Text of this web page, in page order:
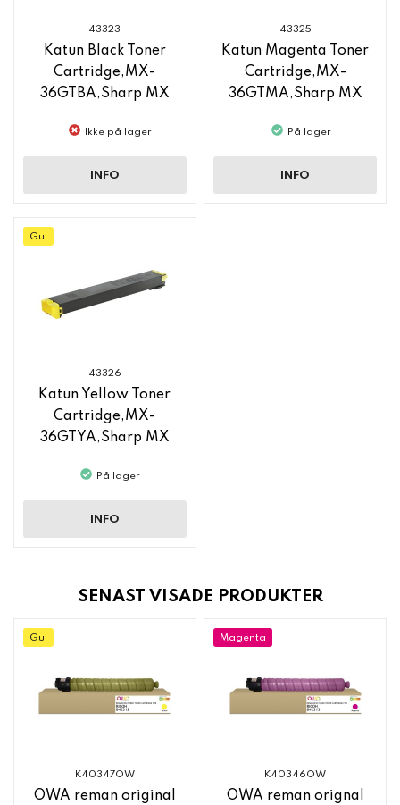
43323
Katun Black Toner
Cartridge,MX-
36GTBA,Sharp MX
Ikke på lager
INFO
43325
Katun Magenta Toner
Cartridge,MX-
36GTMA,Sharp MX
På lager
INFO
Gul
43326
Katun Yellow Toner
Cartridge,MX-
36GTYA,Sharp MX
På lager
INFO
SENAST VISADE PRODUKTER
Gul
K40347OW
OWA reman original
Magenta
K40346OW
OWA reman orignal